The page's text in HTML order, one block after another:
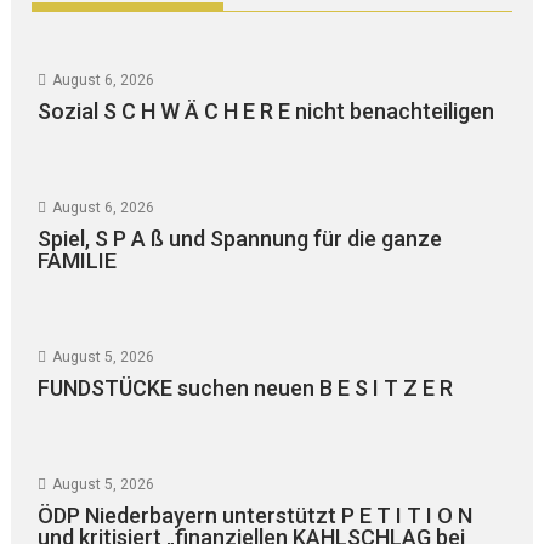
August 6, 2026
Sozial S C H W Ä C H E R E nicht benachteiligen
August 6, 2026
Spiel, S P A ß und Spannung für die ganze
FAMILIE
August 5, 2026
FUNDSTÜCKE suchen neuen B E S I T Z E R
August 5, 2026
ÖDP Niederbayern unterstützt P E T I T I O N
und kritisiert „finanziellen KAHLSCHLAG bei